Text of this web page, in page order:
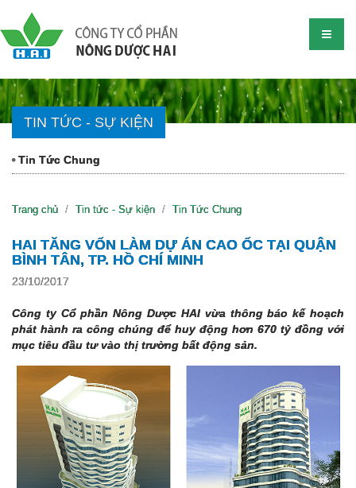
TIN TỨC - SỰ KIỆN
Tin Tức Chung
Trang chủ Tin tức - Sự kiện Tin Tức Chung
HAI TĂNG VỐN LÀM DỰ ÁN CAO ỐC TẠI QUẬN
BÌNH TÂN, TP. HỒ CHÍ MINH
23/10/2017
Công ty Cổ phần Nông Dược HAI vừa thông báo kế hoạch
phát hành ra công chúng để huy động hơn 670 tỷ đồng với
mục tiêu đầu tư vào thị trường bất động sản.